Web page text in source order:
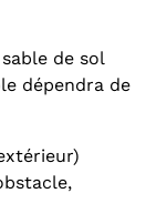
de sol
dépendra de